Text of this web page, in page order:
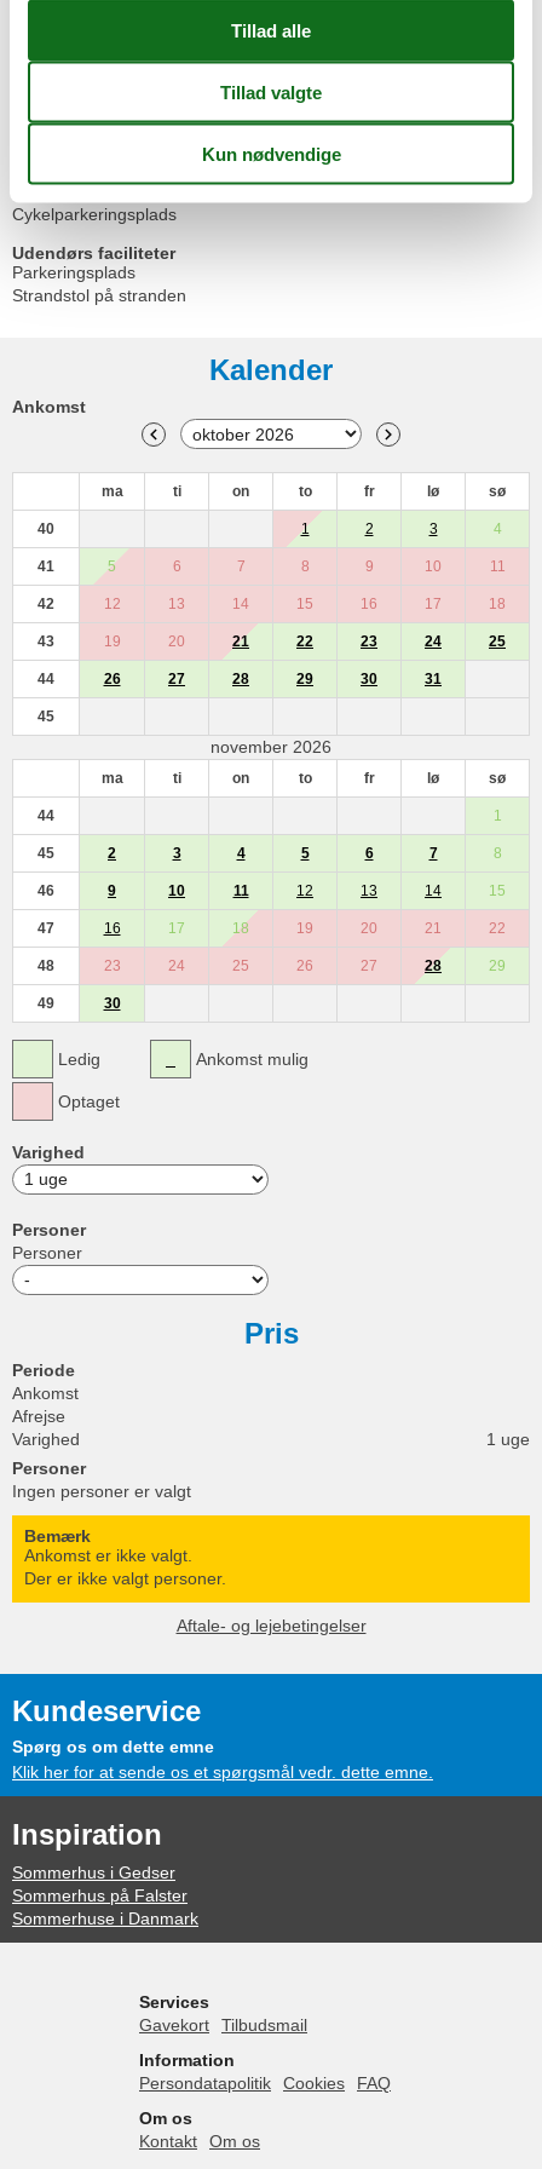
Sengelinned kan lejes mod betaling
Balkon / Loggia
Cykelparkeringsplads
Udendørs faciliteter
Parkeringsplads
Strandstol på stranden
Kalender
Ankomst
ma ti on to fr lø sø
40 1 2 3 4
41 5 6 7 8 9 10 11
42 12 13 14 15 16 17 18
43 19 20 21 22 23 24 25
44 26 27 28 29 30 31
45
november 2026
ma ti on to fr lø sø
44 1
45 2 3 4 5 6 7 8
46 9 10 11 12 13 14 15
47 16 17 18 19 20 21 22
48 23 24 25 26 27 28 29
49 30
Ledig
Optaget
Ankomst mulig
Varighed
Personer
Personer
Pris
Periode
Ankomst
Afrejse
Varighed
1 uge
Personer
Ingen personer er valgt
Bemærk
Ankomst er ikke valgt.
Der er ikke valgt personer.
Aftale- og lejebetingelser
Kundeservice
Spørg os om dette emne
Klik her for at sende os et spørgsmål vedr. dette emne.
Inspiration
Sommerhus i Gedser
Sommerhus på Falster
Sommerhuse i Danmark
Services
Gavekort
Tilbudsmail
Information
Persondatapolitik
Cookies
FAQ
Om os
Kontakt
Om os